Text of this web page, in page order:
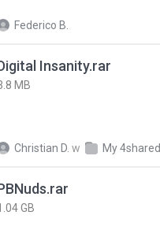
Federico B.
Insanity.rar
MB
Christian D. w My 4shared
GB